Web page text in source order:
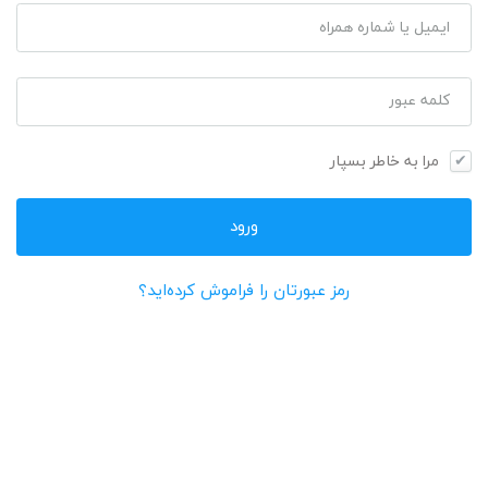
ایمیل یا شماره همراه
کلمه عبور
مرا به خاطر بسپار
رمز عبورتان را فراموش کرده‌اید؟